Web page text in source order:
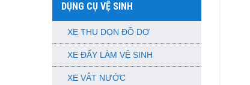
DỤNG CỤ VỆ SINH
XE THU DỌN ĐỒ DƠ
XE ĐẨY LÀM VỆ SINH
XE VẮT NƯỚC